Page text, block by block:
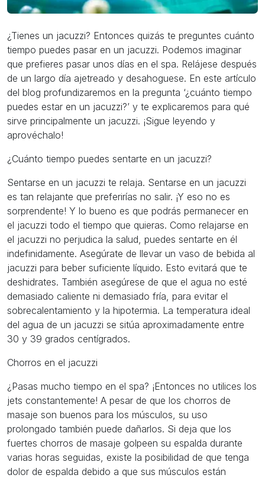
¿Tienes un jacuzzi? Entonces quizás te preguntes cuánto
tiempo puedes pasar en un jacuzzi. Podemos imaginar
que prefieres pasar unos días en el spa. Relájese después
de un largo día ajetreado y desahoguese. En este artículo
del blog profundizaremos en la pregunta ‘¿cuánto tiempo
puedes estar en un jacuzzi?’ y te explicaremos para qué
sirve principalmente un jacuzzi. ¡Sigue leyendo y
aprovéchalo!
¿Cuánto tiempo puedes sentarte en un jacuzzi?
Sentarse en un jacuzzi te relaja. Sentarse en un jacuzzi
es tan relajante que preferirías no salir. ¡Y eso no es
sorprendente! Y lo bueno es que podrás permanecer en
el jacuzzi todo el tiempo que quieras. Como relajarse en
el jacuzzi no perjudica la salud, puedes sentarte en él
indefinidamente. Asegúrate de llevar un vaso de bebida al
jacuzzi para beber suficiente líquido. Esto evitará que te
deshidrates. También asegúrese de que el agua no esté
demasiado caliente ni demasiado fría, para evitar el
sobrecalentamiento y la hipotermia. La temperatura ideal
del agua de un jacuzzi se sitúa aproximadamente entre
30 y 39 grados centígrados.
Chorros en el jacuzzi
¿Pasas mucho tiempo en el spa? ¡Entonces no utilices los
jets constantemente! A pesar de que los chorros de
masaje son buenos para los músculos, su uso
prolongado también puede dañarlos. Si deja que los
fuertes chorros de masaje golpeen su espalda durante
varias horas seguidas, existe la posibilidad de que tenga
dolor de espalda debido a que sus músculos están